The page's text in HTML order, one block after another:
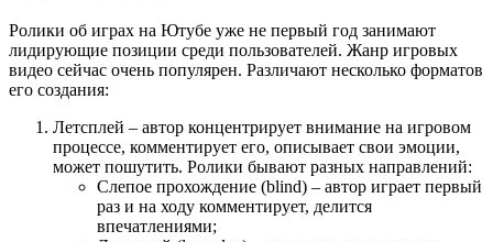
Ролики об играх на Ютубе уже не первый год занимают
лидирующие позиции среди пользователей. Жанр игровых
видео сейчас очень популярен. Различают несколько форматов
его создания:
Летсплей – автор концентрирует внимание на игровом
процессе, комментирует его, описывает свои эмоции,
может пошутить. Ролики бывают разных направлений:
Слепое прохождение (blind) – автор играет первый
раз и на ходу комментирует, делится
впечатлениями;